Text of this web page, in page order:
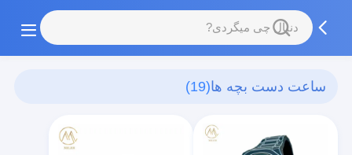
ساعت دست بچه ها(19)